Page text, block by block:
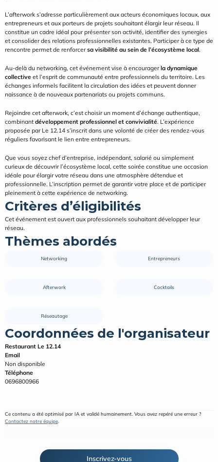
Inscrivez-vous
L’afterwork s’adresse particulièrement aux acteurs économiques locaux, aux
entrepreneurs et aux porteurs de projets souhaitant élargir leur réseau. Il
constitue un cadre idéal pour présenter son activité, identifier des synergies
et consolider des relations professionnelles existantes. Participer à ce type de
rencontre permet de renforcer sa visibilité au sein de l’écosystème local.
Au-delà du networking, cet événement vise à encourager la dynamique
collective et l’esprit de communauté entre professionnels du territoire. Les
échanges informels facilitent la circulation des idées et peuvent donner
naissance à de nouveaux partenariats ou projets communs.
Rejoindre cet afterwork, c’est choisir un moment d’échange authentique,
combinant développement professionnel et convivialité. L’expérience
proposée par Le 12.14 s’inscrit dans une volonté de créer des rendez-vous
réguliers favorisant le lien entre entrepreneurs.
Que vous soyez chef d’entreprise, indépendant, salarié ou simplement
curieux de découvrir l’écosystème local, cette soirée constitue une occasion
idéale pour élargir votre réseau dans une atmosphère détendue et
professionnelle. L’inscription permet de garantir votre place et de participer
pleinement à cette expérience de networking.
Critères d’éligibilités
Cet événement est ouvert aux professionnels souhaitant développer leur
réseau.
Thèmes abordés
Networking Entrepreneurs
Afterwork Cocktails
Réseautage
Coordonnées de l'organisateur
Restaurant Le 12.14
Email
Non disponible
Téléphone
0696800966
Contactez notre équipe.